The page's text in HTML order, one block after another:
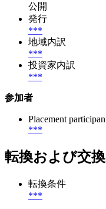
公開
発行
***
地域内訳
***
投資家内訳
***
参加者
Placement
***
転換および交換
転換条件
***